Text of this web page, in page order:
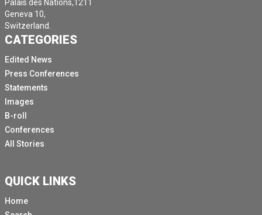
Palais des Nations,1211
Geneva 10,
Switzerland.
CATEGORIES
Edited News
Press Conferences
Statements
Images
B-roll
Conferences
All Stories
QUICK LINKS
Home